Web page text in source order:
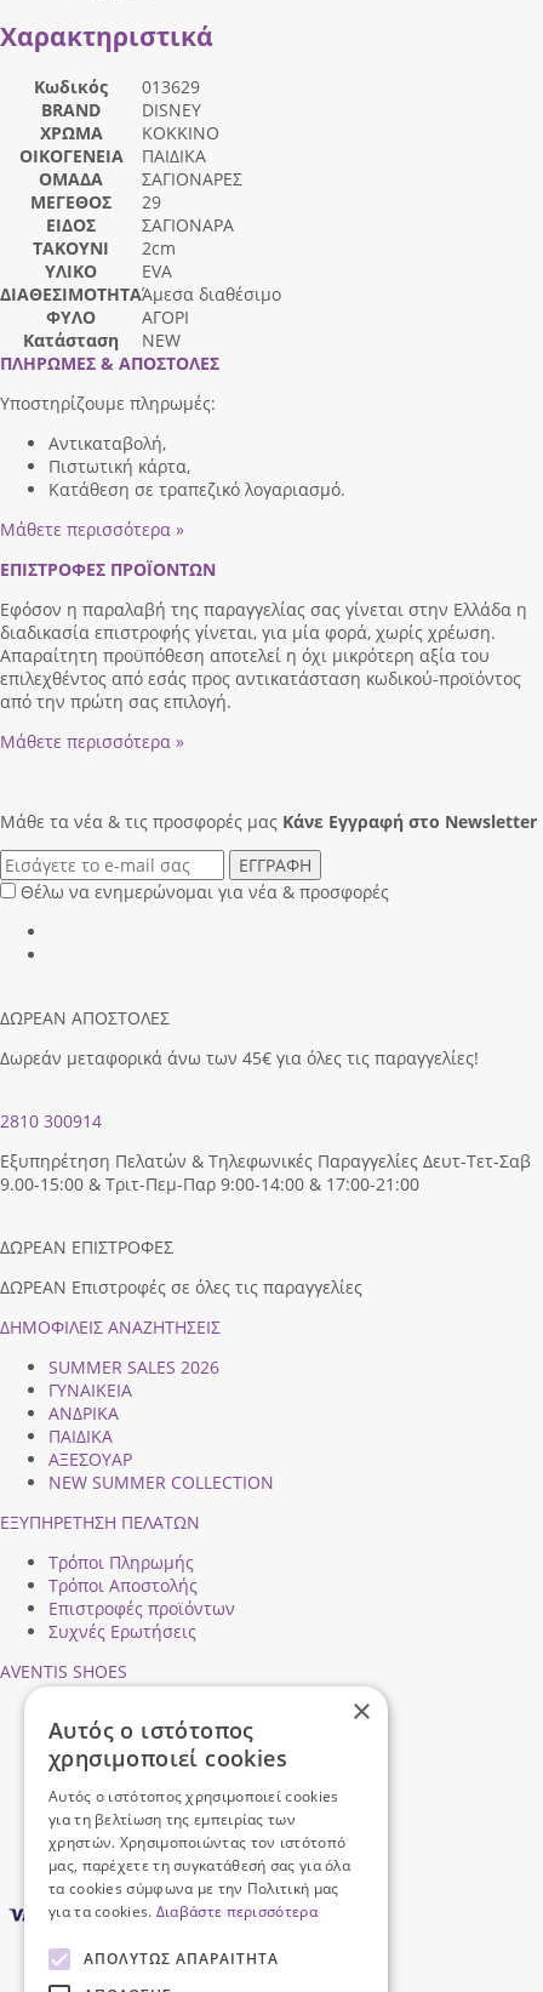
Χαρακτηριστικά
Κωδικός
013629
BRAND
DISNEY
ΧΡΩΜΑ
ΚΟΚΚΙΝΟ
ΟΙΚΟΓΕΝΕΙΑ
ΠΑΙΔΙΚΑ
ΟΜΑΔΑ
ΣΑΓΙΟΝΑΡΕΣ
ΜΕΓΕΘΟΣ
29
ΕΙΔΟΣ
ΣΑΓΙΟΝΑΡΑ
ΤΑΚΟΥΝΙ
2cm
ΥΛΙΚΟ
EVA
ΔΙΑΘΕΣΙΜΟΤΗΤΑΆμεσα διαθέσιμο
ΦΥΛΟ
ΑΓΟΡΙ
Κατάσταση
NEW
ΠΛΗΡΩΜΕΣ & ΑΠΟΣΤΟΛΕΣ
Υποστηρίζουμε πληρωμές:
Αντικαταβολή,
Πιστωτική κάρτα,
Κατάθεση σε τραπεζικό λογαριασμό.
Μάθετε περισσότερα »
ΕΠΙΣΤΡΟΦΕΣ ΠΡΟΪΟΝΤΩΝ
Εφόσον η παραλαβή της παραγγελίας σας γίνεται στην Ελλάδα η
διαδικασία επιστροφής γίνεται, για μία φορά, χωρίς χρέωση.
Απαραίτητη προϋπόθεση αποτελεί η όχι μικρότερη αξία του
επιλεχθέντος από εσάς προς αντικατάσταση κωδικού-προϊόντος
από την πρώτη σας επιλογή.
Μάθετε περισσότερα »
Μάθε τα νέα & τις προσφορές μας Κάνε Eγγραφή στο Newsletter
ΕΓΓΡΑΦΗ
Θέλω να ενημερώνομαι για νέα & προσφορές
ΔΩΡΕΑΝ ΑΠΟΣΤΟΛΕΣ
Δωρεάν μεταφορικά άνω των 45€ για όλες τις παραγγελίες!
2810 300914
Εξυπηρέτηση Πελατών & Τηλεφωνικές Παραγγελίες Δευτ-Τετ-Σαβ
9.00-15:00 & Τριτ-Πεμ-Παρ 9:00-14:00 & 17:00-21:00
ΔΩΡΕΑΝ ΕΠΙΣΤΡΟΦΕΣ
ΔΩΡΕΑΝ Επιστροφές σε όλες τις παραγγελίες
ΔΗΜΟΦΙΛEIΣ ΑΝΑΖΗΤΗΣΕΙΣ
SUMMER SALES 2026
ΓΥΝΑΙΚΕΙΑ
ΑΝΔΡΙΚΑ
ΠΑΙΔΙΚΑ
ΑΞΕΣΟΥΑΡ
NEW SUMMER COLLECTION
ΕΞΥΠΗΡΕΤΗΣΗ ΠΕΛΑΤΩΝ
Τρόποι Πληρωμής
Τρόποι Αποστολής
Επιστροφές προϊόντων
Συχνές Ερωτήσεις
AVENTIS SHOES
Ασφάλεια Συναλλαγών
Προσωπικά Δεδομένα
Όροι Χρήσης
×
Αυτός ο ιστότοπος
χρησιμοποιεί cookies
Αυτός ο ιστότοπος χρησιμοποιεί cookies
για τη βελτίωση της εμπειρίας των
χρηστών. Χρησιμοποιώντας τον ιστότοπό
μας, παρέχετε τη συγκατάθεσή σας για όλα
τα cookies σύμφωνα με την Πολιτική μας
για τα cookies. Διαβάστε περισσότερα
ΑΠΟΛΎΤΩΣ ΑΠΑΡΑΊΤΗΤΑ